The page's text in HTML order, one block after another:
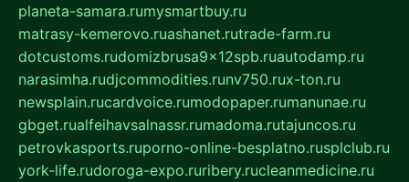
planeta-samara.rumysmartbuy.ru
matrasy-kemerovo.ruashanet.rutrade-farm.ru
dotcustoms.rudomizbrusa9x12spb.ruautodamp.ru
narasimha.rudjcommodities.runv750.rux-ton.ru
newsplain.rucardvoice.rumodopaper.rumanunae.ru
gbget.rualfeihavsalnassr.rumadoma.rutajuncos.ru
petrovkasports.ruporno-online-besplatno.rusplclub.ru
york-life.rudoroga-expo.ruribery.rucleanmedicine.ru